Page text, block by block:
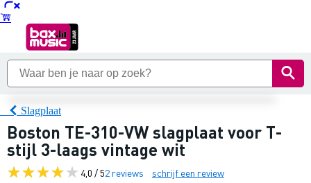
Slagplaat
Boston TE-310-VW slagplaat voor T-
stijl 3-laags vintage wit
4,0 / 52 reviews schrijf een review